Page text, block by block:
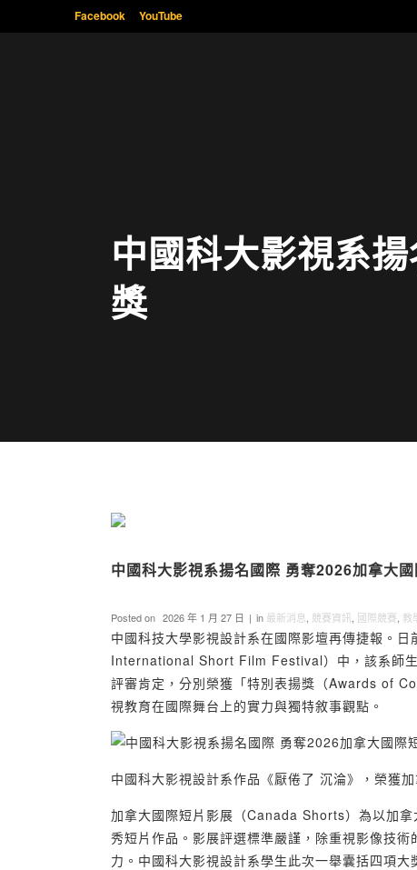
Facebook YouTube
中國科大影視系
獎
中國科大影視系揚名國際 勇奪2026加拿大
Posted on 2026 年 1 月 27 日 in 最新消息 競賽資訊 國際競賽 教
中國科技大學影視設計系在國際影壇再傳捷報。
International Short Film Festival）中，該系師生
評審肯定，分別榮獲「特別表揚獎（Awards of
視教育在國際舞台上的實力與獨特敘事觀點。
中國科大影視設計系作品《厭倦了 沉淪》，榮獲
加拿大國際短片影展（Canada Shorts）為以加
秀短片作品。影展評選標準嚴謹，除重視影像技
力。中國科大影視設計系學生此次一舉囊括四項